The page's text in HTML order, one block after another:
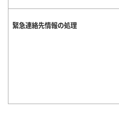
緊急連絡先情報の処理